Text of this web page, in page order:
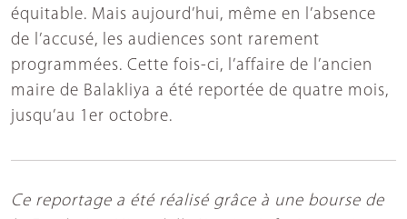
équitable. Mais aujourd’hui, même en l’absence
de l’accusé, les audiences sont rarement
programmées. Cette fois-ci, l’affaire de l’ancien
maire de Balakliya a été reportée de quatre mois,
jusqu’au 1er octobre.
Ce reportage a été réalisé grâce à une bourse de